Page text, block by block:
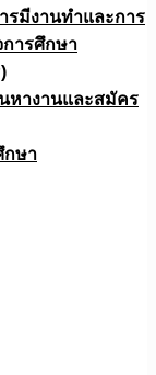
รมีงานทำและการ
การศึกษา
หางานและสมัคร
กษา